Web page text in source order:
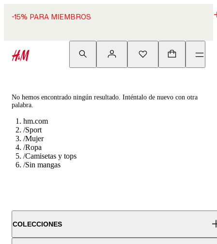
-15% PARA MIEMBROS
No hemos encontrado ningún resultado. Inténtalo de nuevo con otra
palabra.
hm.com
/Sport
/Mujer
/Ropa
/Camisetas y tops
/Sin mangas
COLECCIONES